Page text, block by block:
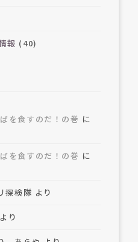
報 (40)
を食すのだ！の巻 に
を食すのだ！の巻 に
探検隊 より
より